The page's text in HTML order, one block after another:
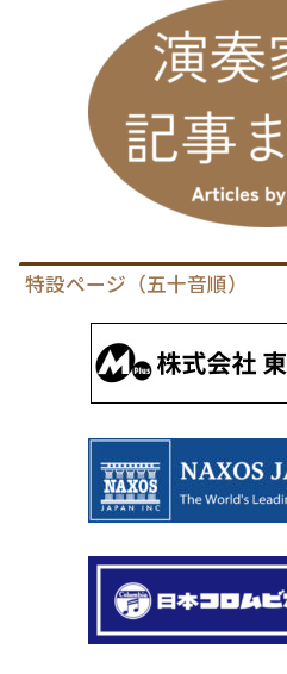
特設ページ（五十音順）